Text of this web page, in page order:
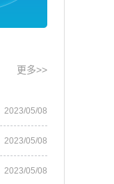
更多>>
2023/05/08
2023/05/08
2023/05/08